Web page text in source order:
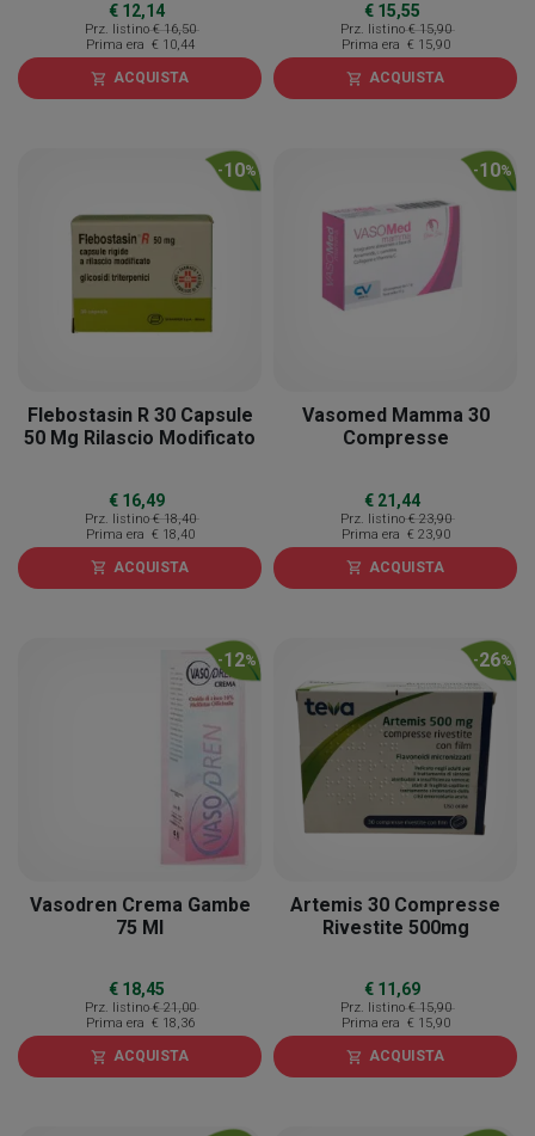
€ 12,14
Prz. listino € 16,50
Prima era € 10,44
shopping_cart ACQUISTA
€ 15,55
Prz. listino € 15,90
Prima era € 15,90
shopping_cart ACQUISTA
-10%
Flebostasin R 30 Capsule
50 Mg Rilascio Modificato
€ 16,49
Prz. listino € 18,40
Prima era € 18,40
shopping_cart ACQUISTA
-10%
Vasomed Mamma 30
Compresse
€ 21,44
Prz. listino € 23,90
Prima era € 23,90
shopping_cart ACQUISTA
-12%
Vasodren Crema Gambe
75 Ml
€ 18,45
Prz. listino € 21,00
Prima era € 18,36
shopping_cart ACQUISTA
-26%
Artemis 30 Compresse
Rivestite 500mg
€ 11,69
Prz. listino € 15,90
Prima era € 15,90
shopping_cart ACQUISTA